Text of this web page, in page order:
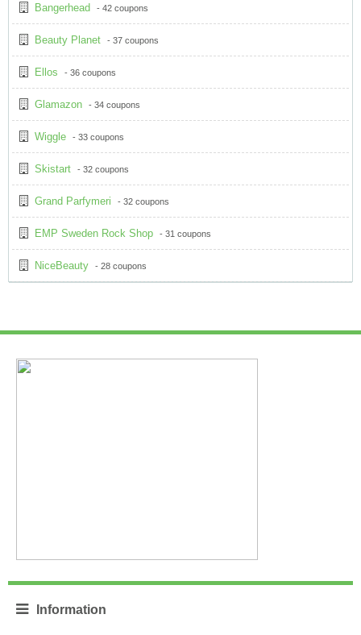
Bangerhead - 42 coupons
Beauty Planet - 37 coupons
Ellos - 36 coupons
Glamazon - 34 coupons
Wiggle - 33 coupons
Skistart - 32 coupons
Grand Parfymeri - 32 coupons
EMP Sweden Rock Shop - 31 coupons
NiceBeauty - 28 coupons
Information